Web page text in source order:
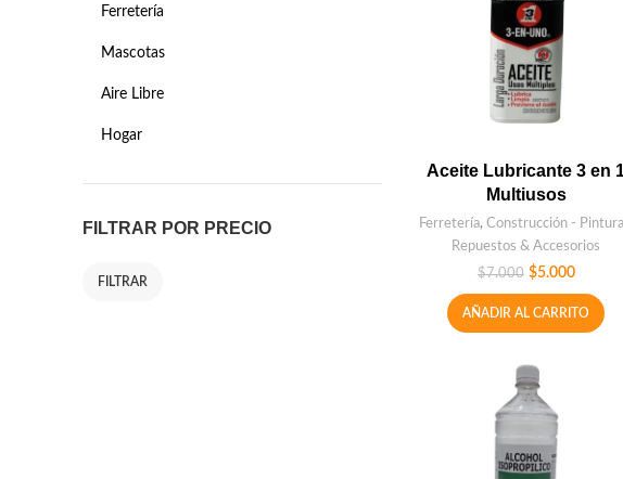
Ferretería
Mascotas
Aire Libre
Hogar
FILTRAR POR PRECIO
FILTRAR
Aceite Lubricante 3 en
Multiusos
Ferretería, Construcción -
Repuestos & Accesorios
$7.000 $5.000
AÑADIR AL CARRITO